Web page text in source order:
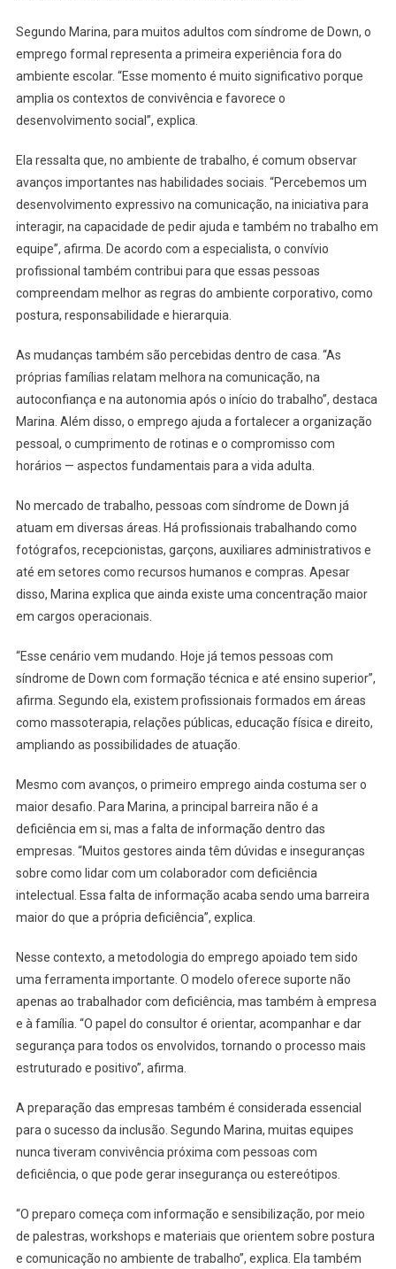
Segundo Marina, para muitos adultos com síndrome de Down, o
emprego formal representa a primeira experiência fora do
ambiente escolar. “Esse momento é muito significativo porque
amplia os contextos de convivência e favorece o
desenvolvimento social”, explica.
Ela ressalta que, no ambiente de trabalho, é comum observar
avanços importantes nas habilidades sociais. “Percebemos um
desenvolvimento expressivo na comunicação, na iniciativa para
interagir, na capacidade de pedir ajuda e também no trabalho em
equipe”, afirma. De acordo com a especialista, o convívio
profissional também contribui para que essas pessoas
compreendam melhor as regras do ambiente corporativo, como
postura, responsabilidade e hierarquia.
As mudanças também são percebidas dentro de casa. “As
próprias famílias relatam melhora na comunicação, na
autoconfiança e na autonomia após o início do trabalho”, destaca
Marina. Além disso, o emprego ajuda a fortalecer a organização
pessoal, o cumprimento de rotinas e o compromisso com
horários — aspectos fundamentais para a vida adulta.
No mercado de trabalho, pessoas com síndrome de Down já
atuam em diversas áreas. Há profissionais trabalhando como
fotógrafos, recepcionistas, garçons, auxiliares administrativos e
até em setores como recursos humanos e compras. Apesar
disso, Marina explica que ainda existe uma concentração maior
em cargos operacionais.
“Esse cenário vem mudando. Hoje já temos pessoas com
síndrome de Down com formação técnica e até ensino superior”,
afirma. Segundo ela, existem profissionais formados em áreas
como massoterapia, relações públicas, educação física e direito,
ampliando as possibilidades de atuação.
Mesmo com avanços, o primeiro emprego ainda costuma ser o
maior desafio. Para Marina, a principal barreira não é a
deficiência em si, mas a falta de informação dentro das
empresas. “Muitos gestores ainda têm dúvidas e inseguranças
sobre como lidar com um colaborador com deficiência
intelectual. Essa falta de informação acaba sendo uma barreira
maior do que a própria deficiência”, explica.
Nesse contexto, a metodologia do emprego apoiado tem sido
uma ferramenta importante. O modelo oferece suporte não
apenas ao trabalhador com deficiência, mas também à empresa
e à família. “O papel do consultor é orientar, acompanhar e dar
segurança para todos os envolvidos, tornando o processo mais
estruturado e positivo”, afirma.
A preparação das empresas também é considerada essencial
para o sucesso da inclusão. Segundo Marina, muitas equipes
nunca tiveram convivência próxima com pessoas com
deficiência, o que pode gerar insegurança ou estereótipos.
“O preparo começa com informação e sensibilização, por meio
de palestras, workshops e materiais que orientem sobre postura
e comunicação no ambiente de trabalho”, explica. Ela também